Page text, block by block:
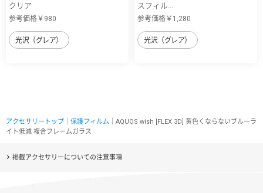
クリア
参考価格￥980
光沢（グレア）
スフィル...
参考価格￥1,280
光沢（グレア）
アクセサリートップ 保護フィルム ｜AQUOS wish [FLEX 3D] 黄色くならないブルーラ
イト低減 複合フレームガラス
掲載アクセサリーについての注意事項